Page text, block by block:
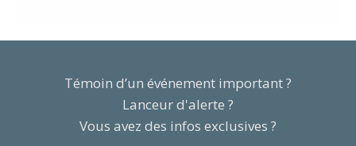
Témoin d’un événement important ?
Lanceur d'alerte ?
Vous avez des infos exclusives ?